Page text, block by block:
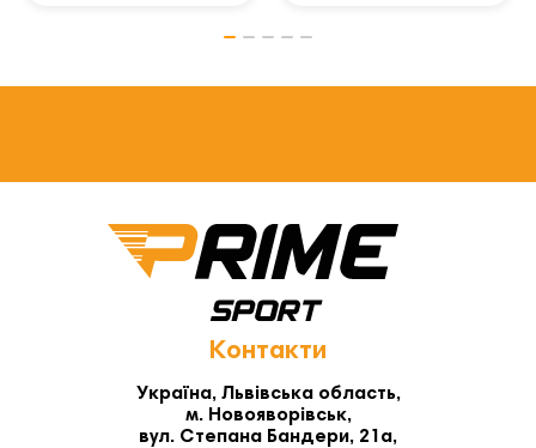
Контакти
Україна, Львівська область,
м. Новояворівськ,
вул. Степана Бандери, 21а,